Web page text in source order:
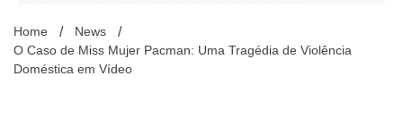
Home
News
O Caso de Miss Mujer Pacman: Uma Tragédia de Violência
Doméstica em Vídeo